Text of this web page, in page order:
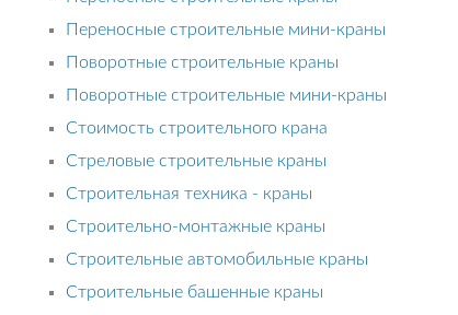
Переносные строительные мини-краны
Поворотные строительные краны
Поворотные строительные мини-краны
Стоимость строительного крана
Стреловые строительные краны
Строительная техника - краны
Строительно-монтажные краны
Строительные автомобильные краны
Строительные башенные краны